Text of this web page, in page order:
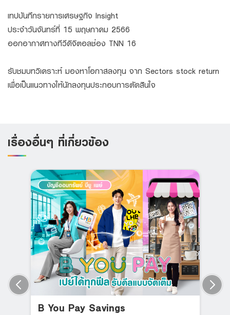
เทปบันทึกรายการเศรษฐกิจ Insight
ประจำวันจันทร์ที่ 15 พฤษภาคม 2566
ออกอากาศทางทีวีดิจิตอลช่อง TNN 16
รับชมบทวิเคราะห์ มองหาโอกาสลงทุน จาก Sectors stock return
เพื่อเป็นแนวทางให้นักลงทุนประกอบการตัดสินใจ
เรื่องอื่นๆ ที่เกี่ยวข้อง
B You Pay Savings